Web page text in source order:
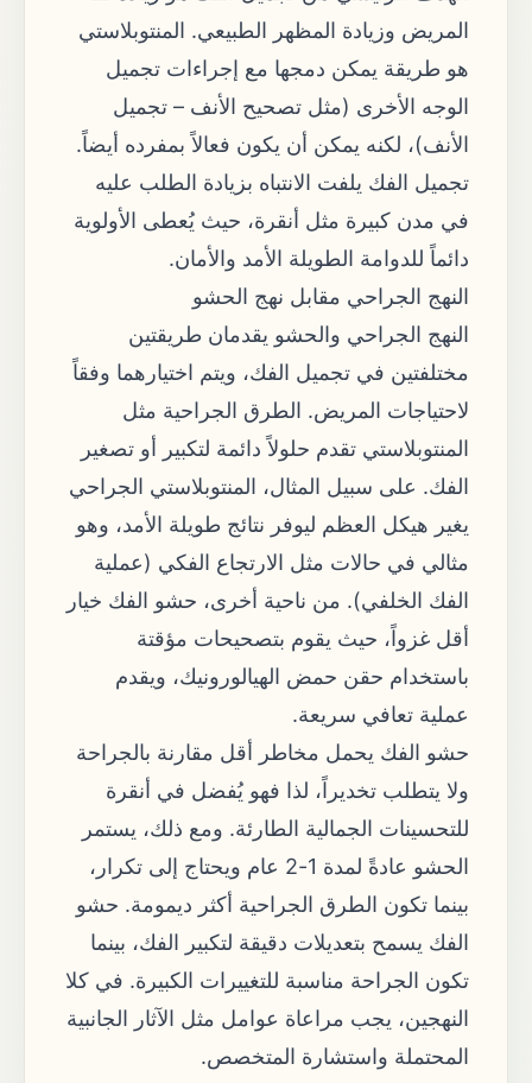
المريض وزيادة المظهر الطبيعي. المنتوبلاستي
هو طريقة يمكن دمجها مع إجراءات تجميل
الوجه الأخرى (مثل تصحيح الأنف – تجميل
الأنف)، لكنه يمكن أن يكون فعالاً بمفرده أيضاً.
تجميل الفك يلفت الانتباه بزيادة الطلب عليه
في مدن كبيرة مثل أنقرة، حيث يُعطى الأولوية
دائماً للدوامة الطويلة الأمد والأمان.
النهج الجراحي مقابل نهج الحشو
النهج الجراحي والحشو يقدمان طريقتين
مختلفتين في تجميل الفك، ويتم اختيارهما وفقاً
لاحتياجات المريض. الطرق الجراحية مثل
المنتوبلاستي تقدم حلولاً دائمة لتكبير أو تصغير
الفك. على سبيل المثال، المنتوبلاستي الجراحي
يغير هيكل العظم ليوفر نتائج طويلة الأمد، وهو
مثالي في حالات مثل الارتجاع الفكي (عملية
الفك الخلفي). من ناحية أخرى، حشو الفك خيار
أقل غزواً، حيث يقوم بتصحيحات مؤقتة
باستخدام حقن حمض الهيالورونيك، ويقدم
عملية تعافي سريعة.
حشو الفك يحمل مخاطر أقل مقارنة بالجراحة
ولا يتطلب تخديراً، لذا فهو يُفضل في أنقرة
للتحسينات الجمالية الطارئة. ومع ذلك، يستمر
الحشو عادةً لمدة 1-2 عام ويحتاج إلى تكرار،
بينما تكون الطرق الجراحية أكثر ديمومة. حشو
الفك يسمح بتعديلات دقيقة لتكبير الفك، بينما
تكون الجراحة مناسبة للتغييرات الكبيرة. في كلا
النهجين، يجب مراعاة عوامل مثل الآثار الجانبية
المحتملة واستشارة المتخصص.